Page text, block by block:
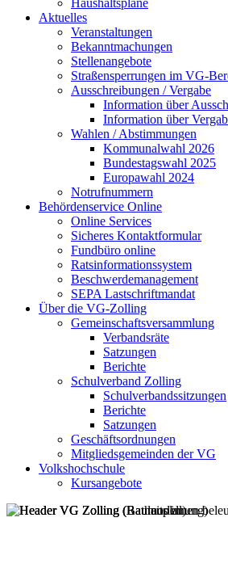
Haushaltspläne
Aktuelles
Veranstaltungen
Bekanntmachungen
Stellenangebote
Straßensperrungen im VG-
Ausschreibungen / Vergabe
Information über
Information über
Wahlen / Abstimmungen
Kommunalwahl 2026
Bundestagswahl 2025
Europawahl 2024
Notrufnummern
Behördenservice Online
Online Services
Sicheres Kontaktformular
Fundbüro online
Ratsinformationssystem
Beschwerdemanagement
SEPA Lastschriftmandat
Über die VG-Zolling
Gemeinschaftsversammlung
Verbandsräte
Satzungen
Berichte
Schulverband Zolling
Schulverbandssitzungen
Berichte
Satzungen
Geschäftsordnungen
Mitgliedsgemeinden der VG
Volkshochschule
Kursangebote